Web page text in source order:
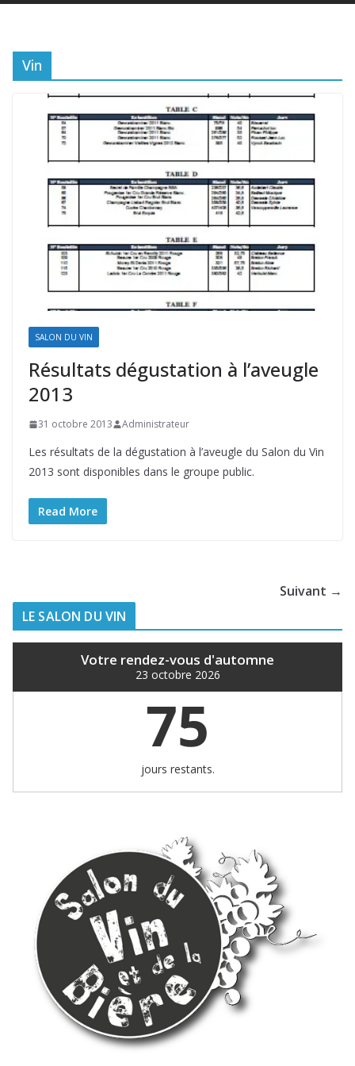
Vin
SALON DU VIN
Résultats dégustation à l’aveugle
2013
31 octobre 2013 Administrateur
Les résultats de la dégustation à l’aveugle du Salon du Vin
2013 sont disponibles dans le groupe public.
Read More
Suivant →
LE SALON DU VIN
Votre rendez-vous d'automne
23 octobre 2026
75
jours restants.